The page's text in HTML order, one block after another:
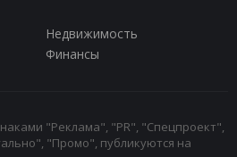
Недвижимость
Финансы
"Реклама", "PR", "Спецпроект",
"Промо", публикуются на